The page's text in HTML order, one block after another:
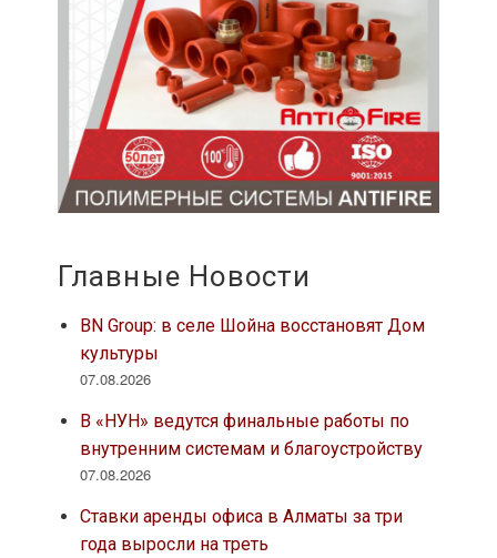
Главные Новости
BN Group: в селе Шойна восстановят Дом
культуры
07.08.2026
В «НУН» ведутся финальные работы по
внутренним системам и благоустройству
07.08.2026
Ставки аренды офиса в Алматы за три
года выросли на треть